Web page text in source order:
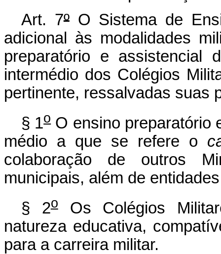
Art. 7ºO Sistema de
adicional às modalidades
preparatório e assistencial
intermédio dos Colégios
pertinente, ressalvadas suas
§ 1oO ensino preparatório
médio a que se refere o
colaboração de outros
municipais, além de
§ 2oOs Colégios
natureza educativa,
para a carreira militar.